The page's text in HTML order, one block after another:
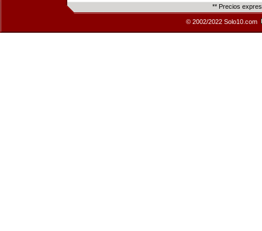
** Precios
© 2002/2022 Solo10.com